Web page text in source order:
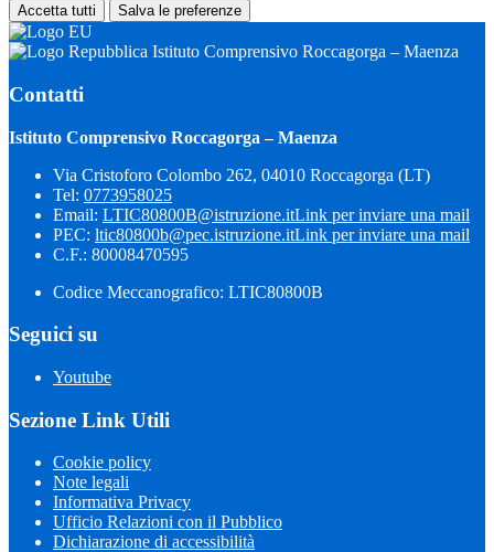
Accetta tutti Salva le preferenze
Istituto Comprensivo Roccagorga – Maenza
Contatti
Istituto Comprensivo Roccagorga – Maenza
Via Cristoforo Colombo 262, 04010 Roccagorga (LT)
Tel: 0773958025
Email: LTIC80800B@istruzione.itLink per inviare una mail
PEC: ltic80800b@pec.istruzione.itLink per inviare una mail
C.F.: 80008470595
Codice Meccanografico: LTIC80800B
Seguici su
Youtube
Sezione Link Utili
Cookie policy
Note legali
Informativa Privacy
Ufficio Relazioni con il Pubblico
Dichiarazione di accessibilità